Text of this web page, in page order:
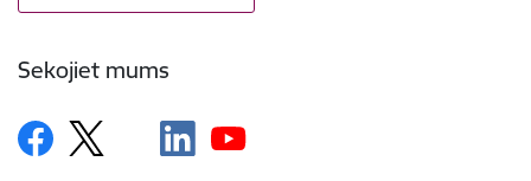
Sekojiet mums